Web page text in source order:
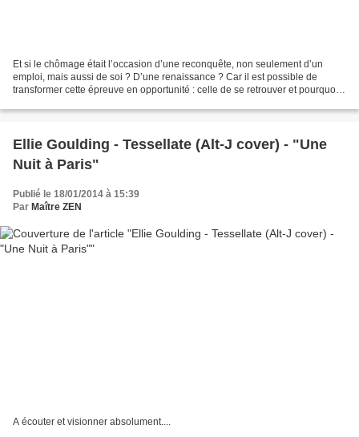
Et si le chômage était l’occasion d’une reconquête, non seulement d’un
emploi, mais aussi de soi ? D’une renaissance ? Car il est possible de
transformer cette épreuve en opportunité : celle de se retrouver et pourquoi
Ellie Goulding - Tessellate (Alt-J cover) - "Une
Nuit à Paris"
Publié le 18/01/2014 à 15:39
Par Maître ZEN
A écouter et visionner absolument....